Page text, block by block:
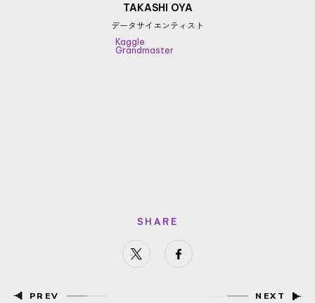
TAKASHI OYA
データサイエンティスト
Kaggle
Grandmaster
SHARE
PREV NEXT